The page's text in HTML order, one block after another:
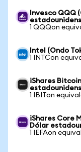
Invesco QQQ
1 QQQon
Intel (Ondo
1 INTCon
iShares
1 IBITon
iShares Core
Dólar
1 IEFAon